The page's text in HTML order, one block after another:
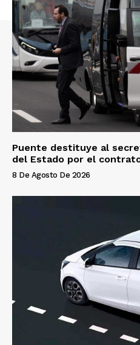
Puente destituye al
del Estado por el
8 De Agosto De 2026